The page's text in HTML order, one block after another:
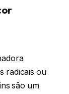
radicais ou
são um